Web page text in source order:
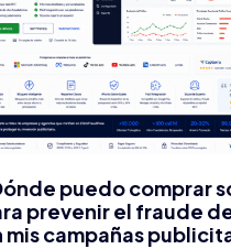
puedo comprar
prevenir el fraude
mis campañas